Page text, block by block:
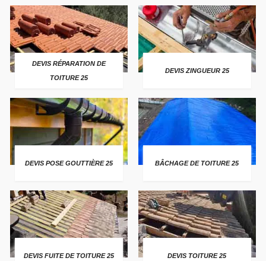
DEVIS RÉPARATION DE
TOITURE 25
DEVIS ZINGUEUR 25
DEVIS POSE GOUTTIÈRE 25 BÂCHAGE DE TOITURE 25
DEVIS FUITE DE TOITURE 25 DEVIS TOITURE 25